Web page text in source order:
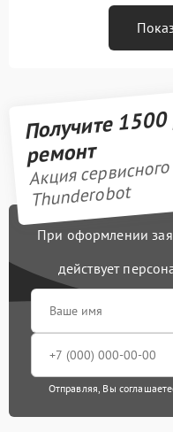
Получите
ремонт
Акция
Thunderobot
При оформлении
действует
Отправляя, Вы